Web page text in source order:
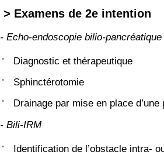
> Examens de 2e intention
- Echo-endoscopie bilio-
Diagnostic et thérapeutique
Sphinctérotomie
Drainage par mise en place
- Bili-IRM
Identification de l’obstacle intra-